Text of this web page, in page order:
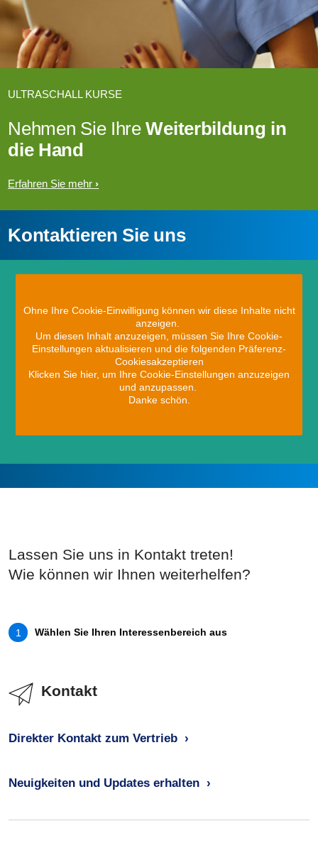
ULTRASCHALL KURSE
Nehmen Sie IhreWeiterbildung in
die Hand
Erfahren Sie mehr
Kontaktieren Sie uns
Ohne Ihre Cookie-Einwilligung können wir diese Inhalte nicht
anzeigen.
Um diesen Inhalt anzuzeigen, müssen Sie Ihre Cookie-
Einstellungen aktualisieren und die folgenden Präferenz-
Cookiesakzeptieren
Klicken Sie hier, um Ihre Cookie-Einstellungen anzuzeigen
und anzupassen.
Danke schön.
Lassen Sie uns in Kontakt treten!
Wie können wir Ihnen weiterhelfen?
1 Wählen Sie Ihren Interessenbereich aus
Kontakt
Direkter Kontakt zum Vertrieb
Neuigkeiten und Updates erhalten